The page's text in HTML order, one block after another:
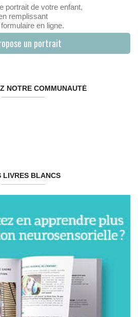
portrait de votre enfant,
remplissant
en ligne.
un portrait
NOTRE COMMUNAUTÉ
LIVRES BLANCS